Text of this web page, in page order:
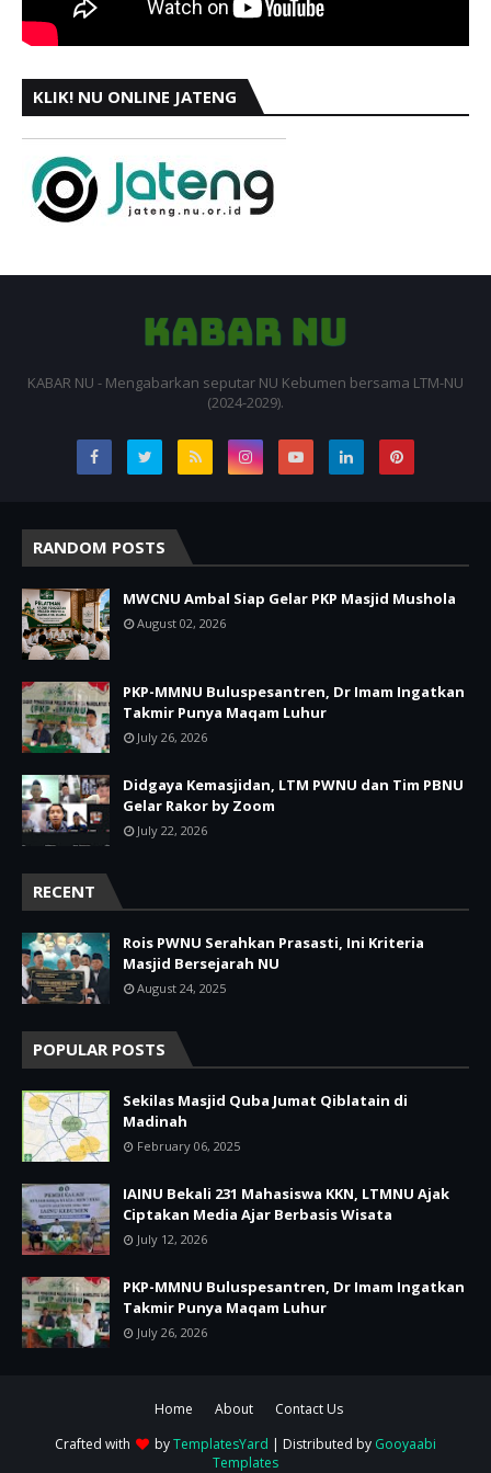
KLIK! NU ONLINE JATENG
KABAR NU - Mengabarkan seputar NU Kebumen bersama LTM-NU
(2024-2029).
RANDOM POSTS
MWCNU Ambal Siap Gelar PKP Masjid Mushola
August 02, 2026
PKP-MMNU Buluspesantren, Dr Imam Ingatkan
Takmir Punya Maqam Luhur
July 26, 2026
Didgaya Kemasjidan, LTM PWNU dan Tim PBNU
Gelar Rakor by Zoom
July 22, 2026
RECENT
Rois PWNU Serahkan Prasasti, Ini Kriteria
Masjid Bersejarah NU
August 24, 2025
POPULAR POSTS
Sekilas Masjid Quba Jumat Qiblatain di
Madinah
February 06, 2025
IAINU Bekali 231 Mahasiswa KKN, LTMNU Ajak
Ciptakan Media Ajar Berbasis Wisata
July 12, 2026
PKP-MMNU Buluspesantren, Dr Imam Ingatkan
Takmir Punya Maqam Luhur
July 26, 2026
Home About
Contact Us
Crafted with
byTemplatesYard | Distributed by Gooyaabi
Templates